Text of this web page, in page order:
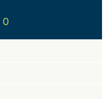
0